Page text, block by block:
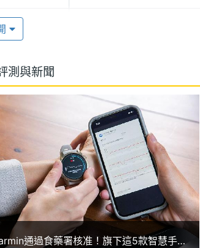
建議等功能，能夠深入分析運動數據
提供多樣化的地圖和模式，具備
fenix 7 Pro 功能特色
iOS、Android 及 Windows 行動裝置
吋 260 x 260pixels 解析度穿透反射式
ROM
Fi 、藍牙、Garmin Pay、ANT+
幕材質
效能
儲存空間 32 GB
使用時間 22 day
與應用
測與新聞
通過食藥署核准！旗下這5款智慧手錶